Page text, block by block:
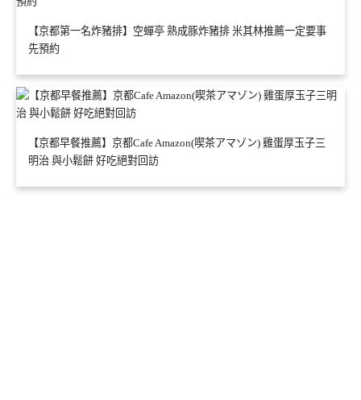
【京都第一名炸豬排】空蟬亭 熟成豚炸豬排 米其林推薦一定要事
先預約
【京都早餐推薦】京都Cafe Amazon(喫茶アマゾン) 雞蛋厚玉子三
明治 與小鬆餅 好吃絕對回訪